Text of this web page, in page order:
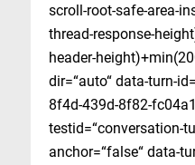
scroll-root-safe-area-
thread-response-
header-
dir=“auto“ data-turn-
8f4d-439d-8f82-
testid=“conversation-
anchor=“false“ data-